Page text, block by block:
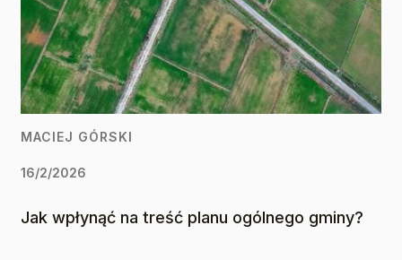
MACIEJ GÓRSKI
16/2/2026
Jak wpłynąć na treść planu ogólnego gminy?